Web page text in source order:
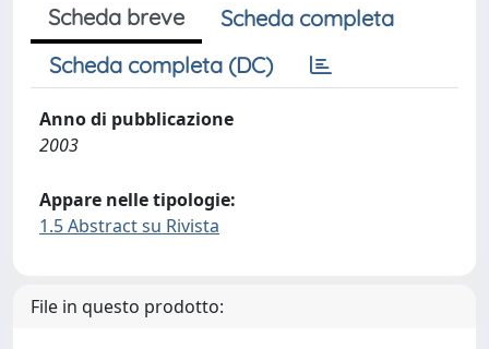
Scheda breve
Scheda completa
Scheda completa (DC)
Anno di pubblicazione
2003
Appare nelle tipologie:
1.5 Abstract su Rivista
File in questo prodotto: